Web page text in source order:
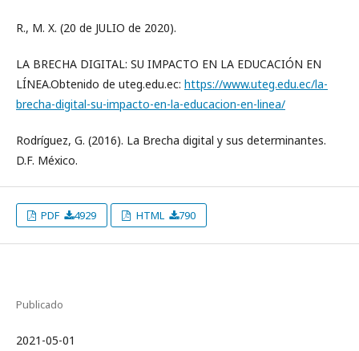
R., M. X. (20 de JULIO de 2020).
LA BRECHA DIGITAL: SU IMPACTO EN LA EDUCACIÓN EN
LÍNEA.Obtenido de uteg.edu.ec: https://www.uteg.edu.ec/la-
brecha-digital-su-impacto-en-la-educacion-en-linea/
Rodríguez, G. (2016). La Brecha digital y sus determinantes.
D.F. México.
PDF 4929 HTML 790
Publicado
2021-05-01